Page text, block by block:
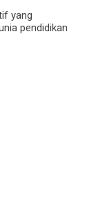
yang
pendidikan